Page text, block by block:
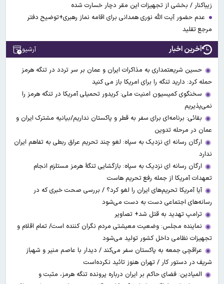
زیباکنار / بخشی از تجهیزات این مقر دچار خسارت شده
عدم حضور آیت الله نوری همدانی برای اقامه نماز رهبری+توضیح دفتر
مرجع تقلید
آخرین اخبار آرشیو
حسین شریعتمداری به مذاکرات ایران و عمان بر سر تردد در تنگه هرمز
حمله کرد: دارید تنگه را برای امریکا باز می کنید
سخنگوی کمیسیون امنیت ملی: کریدور تحمیلی آمریکا در تنگه هرمز را
نمی‌پذیریم
بقائی: برنامه‌ای برای سفر به قطر و پاکستان نداریم/بیانیه مشترک ایران و
عمان در مرحله تدوین
ارگان رسانه ای نزدیک به سپاه: لغو چند تحریم عراق ربطی به تفاهم ایران
ندارد
ارگان رسانه ای نزدیک به سپاه: بازگشایی تنگۀ هرمز مستلزم انجام
تعهدات آمریکا از جمله رفع تحریم هاست
آیا آمریکا تحریم‌های ایران را لغو کرد؟ / بررسی صحت خبری که در
رسانه‌های اجتماعی دست به دست می‌شود
ترامپ تهدید به قتل شد+ تصاویر
نماینده مجلس: وضعیت معیشتی مردم نگران کننده است/ تمام اقلام و
تجهیزات نظامی داخل کشور تولید می‌شود
عراقچی جمعه به پاکستان سفر می‌کند / دیدار با عاصم منیر و شهباز
شریف در دستور کار / تهران هنوز تائید نکرده‌است
المیادین: فضای حاکم بر ایران درباره پرونده تنگه هرمز، مثبت و